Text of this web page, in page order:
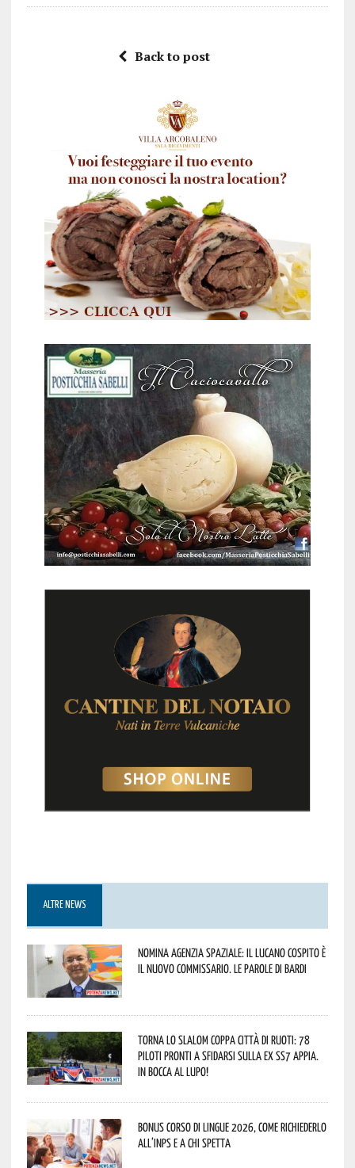
Back to post
ALTRE NEWS
Nomina Agenzia Spaziale: il lucano Cospito è
il nuovo commissario. Le parole di Bardi
Torna lo Slalom Coppa Città di Ruoti: 78
piloti pronti a sfidarsi sulla ex SS7 Appia.
In bocca al lupo!
Bonus corso di lingue 2026, come richiederlo
all’INPS e a chi spetta